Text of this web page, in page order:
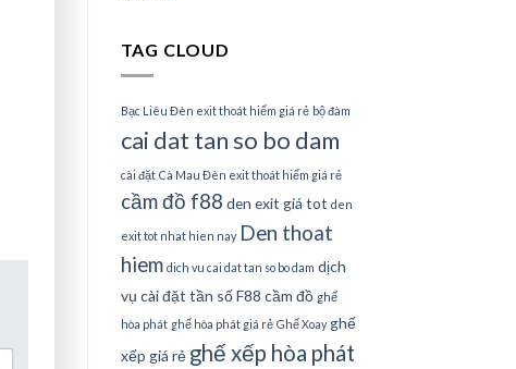
TAG CLOUD
Bạc Liêu Đèn exit thoát hiểm giá rẻ bộ đàm
cai dat tan so bo dam
cài đặt Cà Mau Đèn exit thoát hiểm giá rẻ
cầm đồ f88 den exit giá tot den
exit tot nhat hien nay Den thoat
hiem dich vu cai dat tan so bo dam dịch
vụ cài đặt tần số F88 cầm đồ ghế
hòa phát ghế hòa phát giá rẻ Ghế Xoay ghế
xếp giá rẻ ghế xếp hòa phát